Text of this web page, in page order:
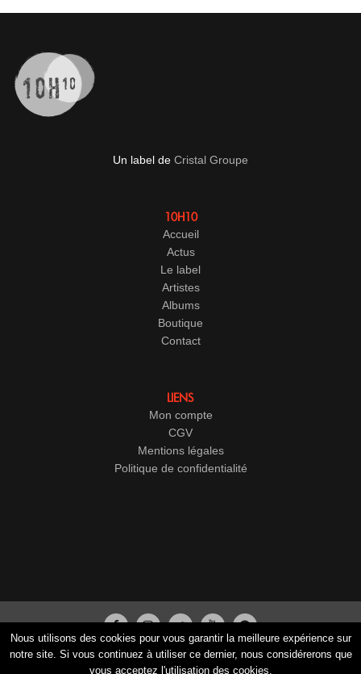
Un label de Cristal Groupe
10H10
Accueil
Actus
Le label
Artistes
Albums
Boutique
Contact
LIENS
Mon compte
CGV
Mentions légales
Politique de confidentialité
© 2017-2026Cristal Groupe-Studio Vitamine - Tous droits
Nous utilisons des cookies pour vous garantir la meilleure expérience sur
notre site. Si vous continuez à utiliser ce dernier, nous considérerons que
vous acceptez l'utilisation des cookies.